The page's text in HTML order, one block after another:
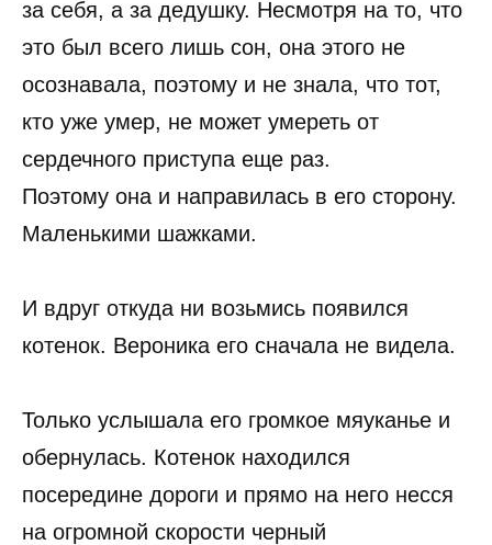
за себя, а за дедушку. Несмотря на то, что
это был всего лишь сон, она этого не
осознавала, поэтому и не знала, что тот,
кто уже умер, не может умереть от
сердечного приступа еще раз.
Поэтому она и направилась в его сторону.
Маленькими шажками.
И вдруг откуда ни возьмись появился
котенок. Вероника его сначала не видела.
Только услышала его громкое мяуканье и
обернулась. Котенок находился
посередине дороги и прямо на него несся
на огромной скорости черный